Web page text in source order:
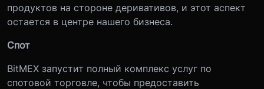
продуктов на стороне деривативов, и этот аспект
остается в центре нашего бизнеса.
Спот
BitMEX запустит полный комплекс услуг по
спотовой торговле, чтобы предоставить